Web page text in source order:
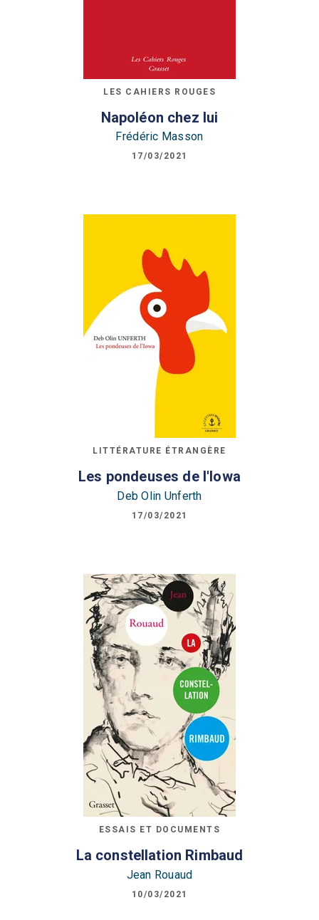
LES CAHIERS ROUGES
Napoléon chez lui
Frédéric Masson
17/03/2021
LITTÉRATURE ÉTRANGÈRE
Les pondeuses de l'Iowa
Deb Olin Unferth
17/03/2021
ESSAIS ET DOCUMENTS
La constellation Rimbaud
Jean Rouaud
10/03/2021